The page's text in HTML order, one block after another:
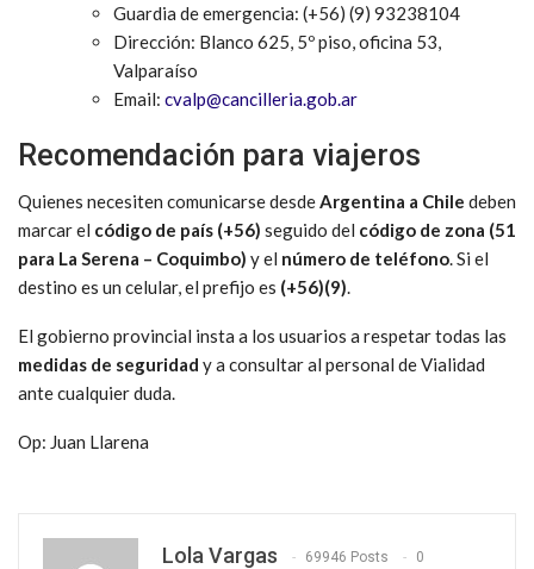
Guardia de emergencia: (+56) (9) 93238104
Dirección: Blanco 625, 5º piso, oficina 53,
Valparaíso
Email: cvalp@cancilleria.gob.ar
Recomendación para viajeros
Quienes necesiten comunicarse desdeArgentina a Chile deben
marcar el código de país (+56) seguido del código de zona (51
para La Serena – Coquimbo) y el número de teléfono. Si el
destino es un celular, el prefijo es (+56)(9).
El gobierno provincial insta a los usuarios a respetar todas las
medidas de seguridad y a consultar al personal de Vialidad
ante cualquier duda.
Op: Juan Llarena
Lola Vargas 69946 Posts 0